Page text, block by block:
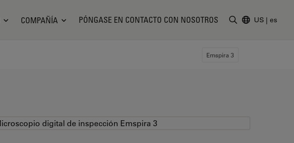
COMPAÑÍA PÓNGASE EN CONTACTO CON NOSOTROS US | es
Emspira 3